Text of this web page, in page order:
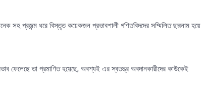
সহ প্রজন্ম ধরে বিস্তৃত কয়েকজন প্রভাবশালী গণিতবিদদের সম্মিলিত ছদ্মনাম হয়ে
ফেলেছে তা প্রমাণিত হয়েছে, অবশ্যই এর স্বতন্ত্র অবদানকারীদের কাউকেই